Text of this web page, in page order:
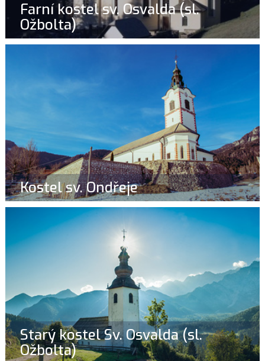
Farní kostel sv. Osvalda (sl.
Ožbolta)
Kostel sv. Ondřeje
Starý kostel Sv. Osvalda (sl.
Ožbolta)